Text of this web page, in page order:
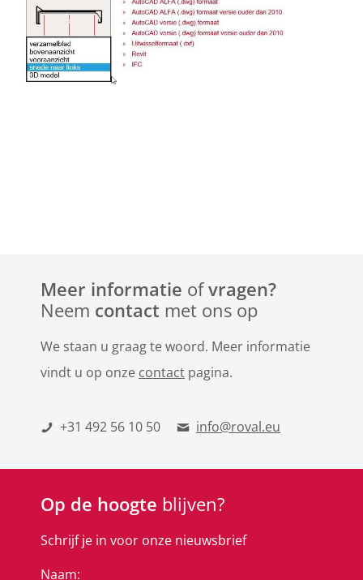
Meer informatie ofvragen?
Neem contact met ons op
We staan u graag te woord. Meer informatie
vindt u op onze contact pagina.
+31 492 56 10 50 info@roval.eu
Op de hoogte blijven?
Schrijf je in voor onze nieuwsbrief
Naam: